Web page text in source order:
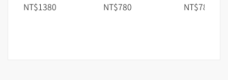
NT$1380 NT$780 NT$780